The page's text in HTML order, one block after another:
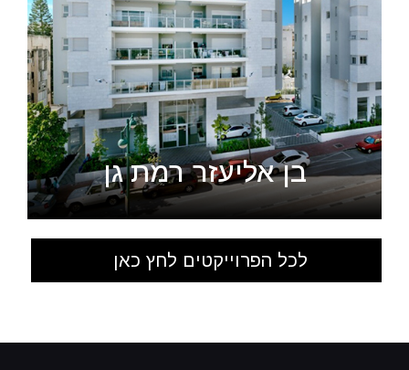
בן אליעזר רמת גן
לכל הפרוייקטים לחץ כאן